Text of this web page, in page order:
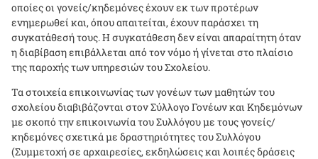
οποίες οι γονείς/κηδεμόνες έχουν εκ των προτέρων
ενημερωθεί και, όπου απαιτείται, έχουν παράσχει τη
συγκατάθεσή τους. Η συγκατάθεση δεν είναι απαραίτητη όταν
η διαβίβαση επιβάλλεται από τον νόμο ή γίνεται στο πλαίσιο
της παροχής των υπηρεσιών του Σχολείου.
Τα στοιχεία επικοινωνίας των γονέων των μαθητών του
σχολείου διαβιβάζονται στον Σύλλογο Γονέων και Κηδεμόνων
με σκοπό την επικοινωνία του Συλλόγου με τους γονείς/
κηδεμόνες σχετικά με δραστηριότητες του Συλλόγου
(Συμμετοχή σε αρχαιρεσίες, εκδηλώσεις και λοιπές δράσεις